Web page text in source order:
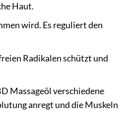
Haut.
wird. Es reguliert den
Radikalen schützt und
Massageöl verschiedene
anregt und die Muskeln